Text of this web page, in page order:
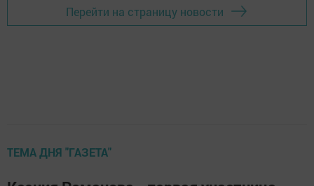
Перейти на страницу новости
ТЕМА ДНЯ "ГАЗЕТА"